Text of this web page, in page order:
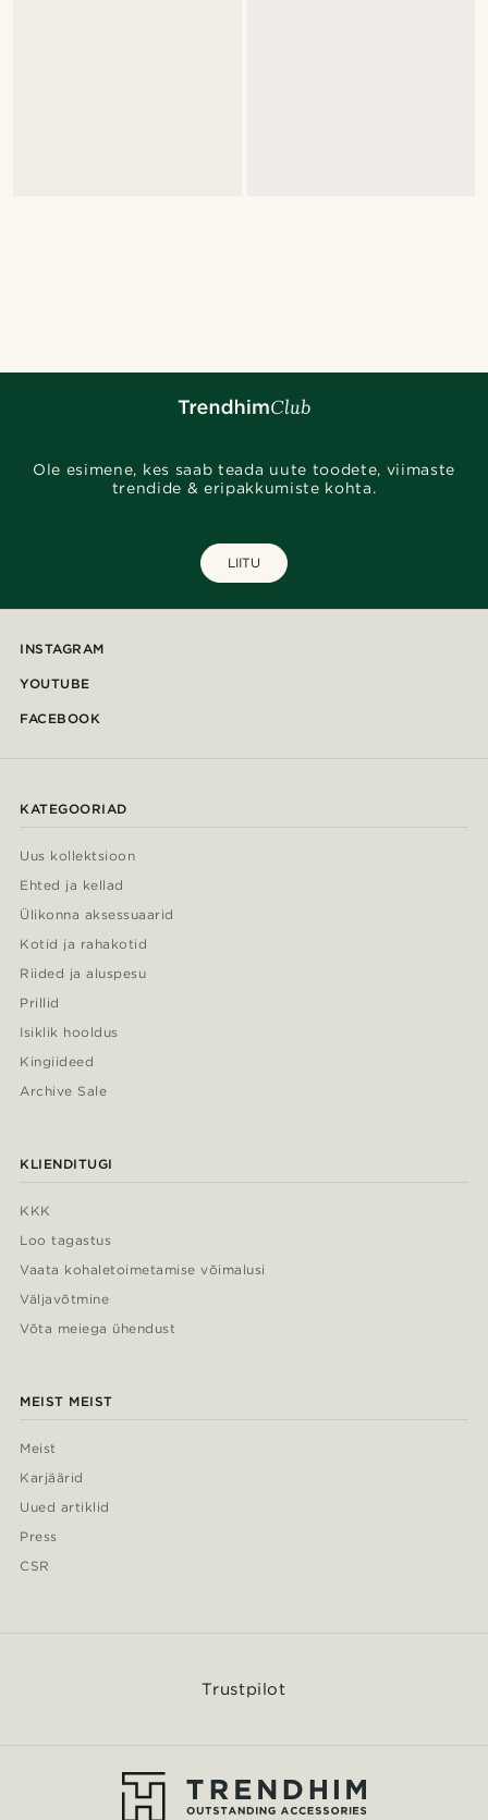
Ole esimene, kes saab teada uute toodete, viimaste
trendide & eripakkumiste kohta.
LIITU
INSTAGRAM
YOUTUBE
FACEBOOK
KATEGOORIAD
Uus kollektsioon
Ehted ja kellad
Ülikonna aksessuaarid
Kotid ja rahakotid
Riided ja aluspesu
Prillid
Isiklik hooldus
Kingiideed
Archive Sale
KLIENDITUGI
KKK
Loo tagastus
Vaata kohaletoimetamise võimalusi
Väljavõtmine
Võta meiega ühendust
MEIST MEIST
Meist
Karjäärid
Uued artiklid
Press
CSR
Trustpilot